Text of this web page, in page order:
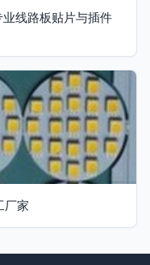
线路板贴片与插件
厂家